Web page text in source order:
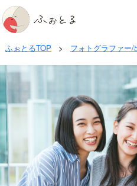
ふぉとるTOP > フォトグラファー